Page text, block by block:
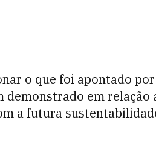
o que foi apontado
demonstrado em relação
a futura